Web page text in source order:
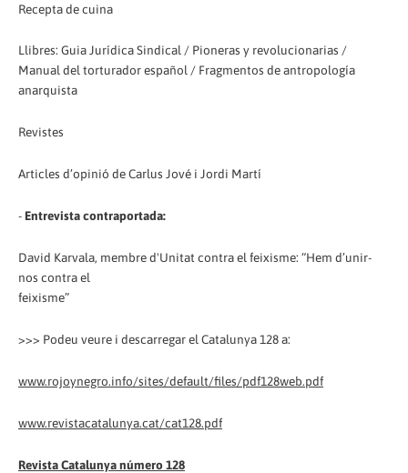
Recepta de cuina
Llibres: Guia Jurídica Sindical / Pioneras y revolucionarias /
Manual del torturador español / Fragmentos de antropología
anarquista
Revistes
Articles d’opinió de Carlus Jové i Jordi Martí
- Entrevista contraportada:
David Karvala, membre d'Unitat contra el feixisme: “Hem d’unir-
nos contra el
feixisme”
>>> Podeu veure i descarregar el Catalunya 128 a:
www.rojoynegro.info/sites/default/files/pdf128web.pdf
www.revistacatalunya.cat/cat128.pdf
Revista Catalunya número 128